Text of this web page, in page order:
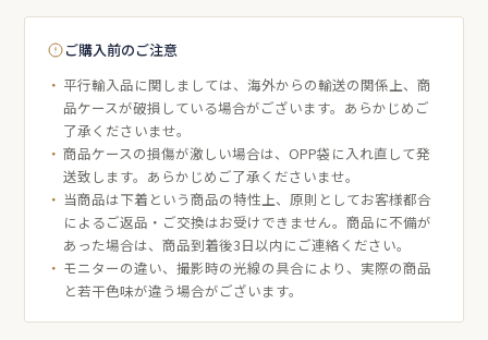
ご購入前のご注意
平行輸入品に関しましては、海外からの輸送の関係上、商
品ケースが破損している場合がございます。あらかじめご
了承くださいませ。
商品ケースの損傷が激しい場合は、OPP袋に入れ直して発
送致します。あらかじめご了承くださいませ。
当商品は下着という商品の特性上、原則としてお客様都合
によるご返品・ご交換はお受けできません。商品に不備が
あった場合は、商品到着後3日以内にご連絡ください。
モニターの違い、撮影時の光線の具合により、実際の商品
と若干色味が違う場合がございます。